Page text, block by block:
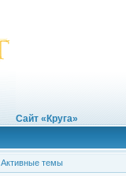
Сайт «Круга»
Активные темы